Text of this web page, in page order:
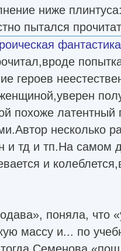
ниже
пытался
фантастика
героев
похоже латентный
несколько
и тд и тп.На самом
и
поняла, что
массу и... по